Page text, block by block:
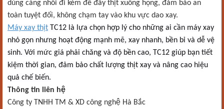
dùng càng nhồi đi kèm để đẩy thịt xuống họng, đảm bảo an
toàn tuyệt đối, không chạm tay vào khu vực dao xay.
Máy xay thịt TC12 là lựa chọn hợp lý cho những ai cần máy xay
nhỏ gọn nhưng hoạt động mạnh mẽ, xay nhanh, bền bỉ và dễ vệ
sinh. Với mức giá phải chăng và độ bền cao, TC12 giúp bạn tiết
kiệm thời gian, đảm bảo chất lượng thịt xay và nâng cao hiệu
quả chế biến.
Thông tin liên hệ
Công ty TNHH TM & XD công nghệ Hà Bắc